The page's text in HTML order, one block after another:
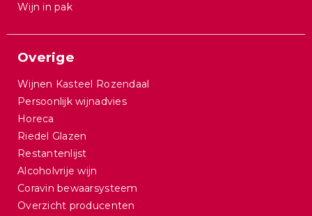
Wijn in pak
Overige
Wijnen Kasteel Rozendaal
Persoonlijk wijnadvies
Horeca
Riedel Glazen
Restantenlijst
Alcoholvrije wijn
Coravin bewaarsysteem
Overzicht producenten